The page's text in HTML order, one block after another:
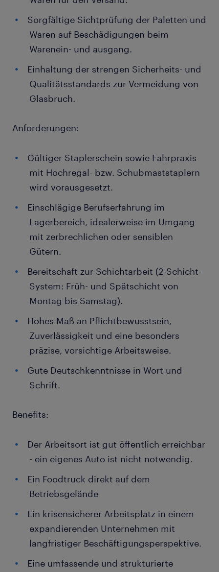
Sorgfältige Sichtprüfung der Paletten und
Waren auf Beschädigungen beim
Warenein- und ausgang.
Einhaltung der strengen Sicherheits- und
Qualitätsstandards zur Vermeidung von
Glasbruch.
Anforderungen:
Gültiger Staplerschein sowie Fahrpraxis
mit Hochregal- bzw. Schubmaststaplern
wird vorausgesetzt.
Einschlägige Berufserfahrung im
Lagerbereich, idealerweise im Umgang
mit zerbrechlichen oder sensiblen
Gütern.
Bereitschaft zur Schichtarbeit (2-Schicht-
System: Früh- und Spätschicht von
Montag bis Samstag).
Hohes Maß an Pflichtbewusstsein,
Zuverlässigkeit und eine besonders
präzise, vorsichtige Arbeitsweise.
Gute Deutschkenntnisse in Wort und
Schrift.
Benefits:
Der Arbeitsort ist gut öffentlich erreichbar
- ein eigenes Auto ist nicht notwendig.
Ein Foodtruck direkt auf dem
Betriebsgelände
Ein krisensicherer Arbeitsplatz in einem
expandierenden Unternehmen mit
langfristiger Beschäftigungsperspektive.
Eine umfassende und strukturierte